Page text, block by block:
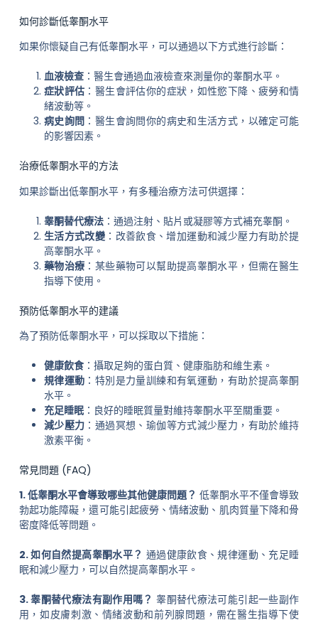
如何診斷低睾酮水平
如果你懷疑自己有低睾酮水平，可以通過以下方式進行診斷：
血液檢查：醫生會通過血液檢查來測量你的睾酮水平。
症狀評估 ：醫生會評估你的症狀，如性慾下降、疲勞和情
緒波動等。
病史詢問 ：醫生會詢問你的病史和生活方式，以確定可能
的影響因素。
治療低睾酮水平的方法
如果診斷出低睾酮水平，有多種治療方法可供選擇：
睾酮替代療法：通過注射、貼片或凝膠等方式補充睾酮。
生活方式改變 ：改善飲食、增加運動和減少壓力有助於提
高睾酮水平。
藥物治療 ：某些藥物可以幫助提高睾酮水平，但需在醫生
指導下使用。
預防低睾酮水平的建議
為了預防低睾酮水平，可以採取以下措施：
健康飲食：攝取足夠的蛋白質、健康脂肪和維生素。
規律運動 ：特別是力量訓練和有氧運動，有助於提高睾酮
水平。
充足睡眠：良好的睡眠質量對維持睾酮水平至關重要。
減少壓力 ：通過冥想、瑜伽等方式減少壓力，有助於維持
激素平衡。
常見問題 (FAQ)
1. 低睾酮水平會導致哪些其他健康問題？ 低睾酮水平不僅會導致
勃起功能障礙，還可能引起疲勞、情緒波動、肌肉質量下降和骨
密度降低等問題。
2. 如何自然提高睾酮水平？ 通過健康飲食、規律運動、充足睡
眠和減少壓力，可以自然提高睾酮水平。
3. 睾酮替代療法有副作用嗎？ 睾酮替代療法可能引起一些副作
用，如皮膚刺激、情緒波動和前列腺問題，需在醫生指導下使